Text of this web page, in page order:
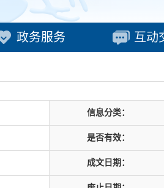
政务服务 互动
信息分类：
是否有效：
成文日期：